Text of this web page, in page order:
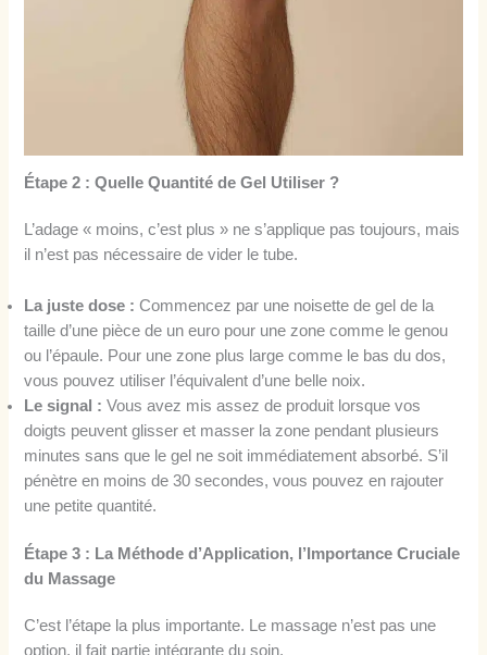
Étape 2 : Quelle Quantité de Gel Utiliser ?
L’adage « moins, c’est plus » ne s’applique pas toujours, mais
il n’est pas nécessaire de vider le tube.
La juste dose : Commencez par une noisette de gel de la
taille d’une pièce de un euro pour une zone comme le genou
ou l’épaule. Pour une zone plus large comme le bas du dos,
vous pouvez utiliser l’équivalent d’une belle noix.
Le signal : Vous avez mis assez de produit lorsque vos
doigts peuvent glisser et masser la zone pendant plusieurs
minutes sans que le gel ne soit immédiatement absorbé. S’il
pénètre en moins de 30 secondes, vous pouvez en rajouter
une petite quantité.
Étape 3 : La Méthode d’Application, l’Importance Cruciale
du Massage
C’est l’étape la plus importante. Le massage n’est pas une
option, il fait partie intégrante du soin.